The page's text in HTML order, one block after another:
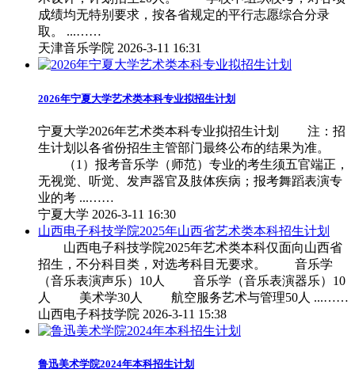
成绩均无特别要求，按各省规定的平行志愿综合分录
取。 ...……
天津音乐学院 2026-3-11 16:31
2026年宁夏大学艺术类本科专业拟招生计划
宁夏大学2026年艺术类本科专业拟招生计划 注：招
生计划以各省份招生主管部门最终公布的结果为准。
（1）报考音乐学（师范）专业的考生须五官端正，
无视觉、听觉、发声器官及肢体疾病；报考舞蹈表演专
业的考 ...……
宁夏大学 2026-3-11 16:30
山西电子科技学院2025年山西省艺术类本科招生计划
山西电子科技学院2025年艺术类本科仅面向山西省
招生，不分科目类，对选考科目无要求。 音乐学
（音乐表演声乐）10人 音乐学（音乐表演器乐）10
人 美术学30人 航空服务艺术与管理50人 ...……
山西电子科技学院 2026-3-11 15:38
鲁迅美术学院2024年本科招生计划